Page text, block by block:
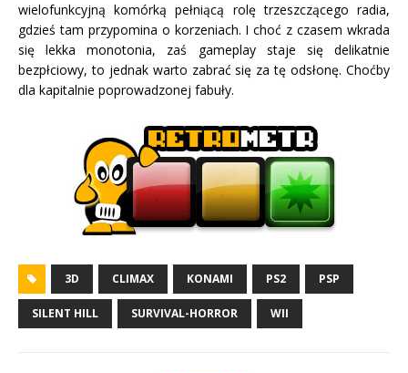
wielofunkcyjną komórką pełniącą rolę trzeszczącego radia,
gdzieś tam przypomina o korzeniach. I choć z czasem wkrada
się lekka monotonia, zaś gameplay staje się delikatnie
bezpłciowy, to jednak warto zabrać się za tę odsłonę. Choćby
dla kapitalnie poprowadzonej fabuły.
3D CLIMAX KONAMI PS2 PSP
SILENT HILL SURVIVAL-HORROR WII